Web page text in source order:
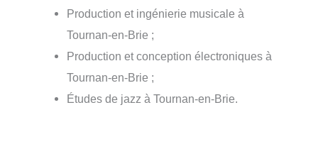
Production et ingénierie musicale à
Tournan-en-Brie ;
Production et conception électroniques à
Tournan-en-Brie ;
Études de jazz à Tournan-en-Brie.